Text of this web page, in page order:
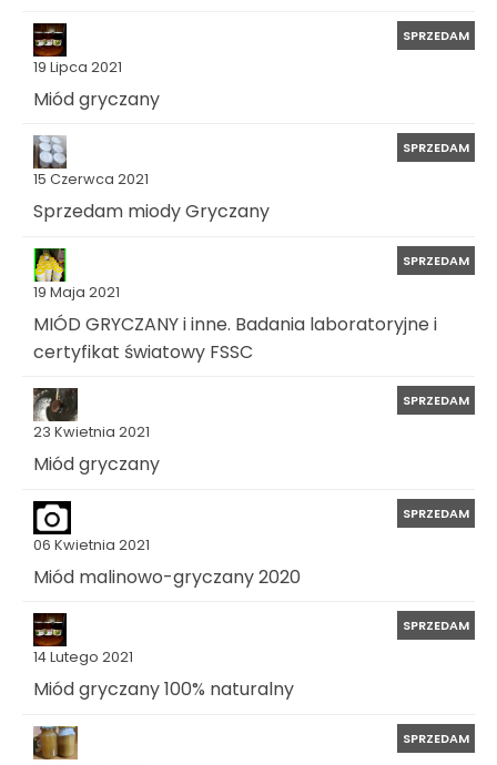
19 Lipca 2021
SPRZEDAM
Miód gryczany
15 Czerwca 2021
SPRZEDAM
Sprzedam miody Gryczany
19 Maja 2021
SPRZEDAM
MIÓD GRYCZANY i inne. Badania laboratoryjne i
certyfikat światowy FSSC
23 Kwietnia 2021
SPRZEDAM
Miód gryczany
06 Kwietnia 2021
SPRZEDAM
Miód malinowo-gryczany 2020
14 Lutego 2021
SPRZEDAM
Miód gryczany 100% naturalny
SPRZEDAM